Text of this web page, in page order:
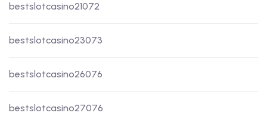
bestslotcasino21072
bestslotcasino23073
bestslotcasino26076
bestslotcasino27076